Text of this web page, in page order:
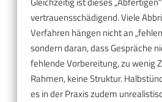
vertrauensschädigend. Viele
Verfahren hängen nicht an
sondern daran, dass Gespräche
fehlende Vorbereitung, zu wenig
Rahmen, keine Struktur.
es in der Praxis zudem